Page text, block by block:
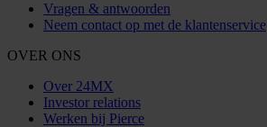
Vragen & antwoorden
Neem contact op met de klantenservice
OVER ONS
Over 24MX
Investor relations
Werken bij Pierce